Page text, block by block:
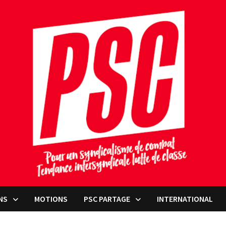
MOTIONS PSC PARTAGE INTERNATIONAL